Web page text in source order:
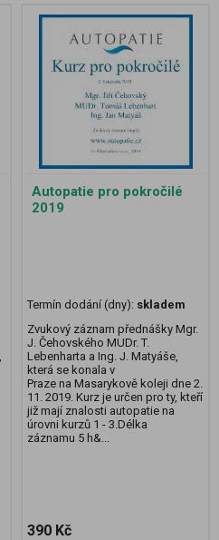
Autopatie pro pokročilé
2019
Termín dodání (dny): skladem
Zvukový záznam přednášky Mgr.
J. Čehovského MUDr. T.
Lebenharta a Ing. J. Matyáše,
která se konala v
Praze na Masarykově koleji dne 2.
11. 2019. Kurz je určen pro ty, kteří
již mají znalosti autopatie na
úrovni kurzů 1 - 3.Délka
záznamu 5 h&...
390 Kč